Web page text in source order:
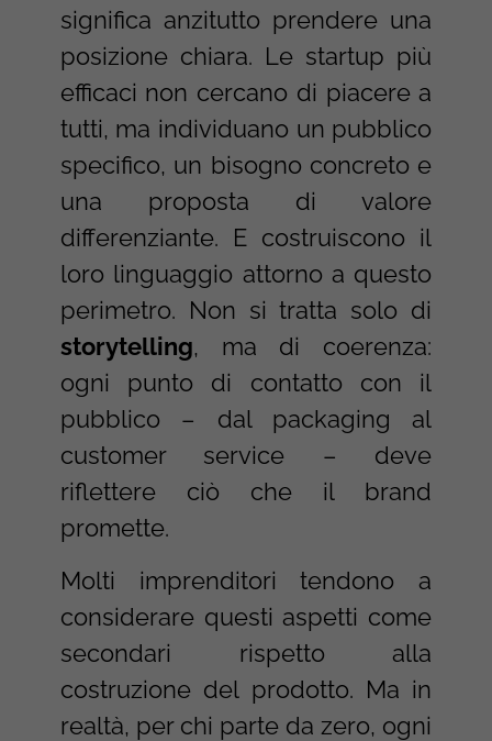
significa anzitutto prendere una
posizione chiara. Le startup più
efficaci non cercano di piacere a
tutti, ma individuano un pubblico
specifico, un bisogno concreto e
una proposta di valore
differenziante. E costruiscono il
loro linguaggio attorno a questo
perimetro. Non si tratta solo di
storytelling, ma di coerenza:
ogni punto di contatto con il
pubblico – dal packaging al
customer service – deve
riflettere ciò che il brand
promette.
Molti imprenditori tendono a
considerare questi aspetti come
secondari rispetto alla
costruzione del prodotto. Ma in
realtà, per chi parte da zero, ogni